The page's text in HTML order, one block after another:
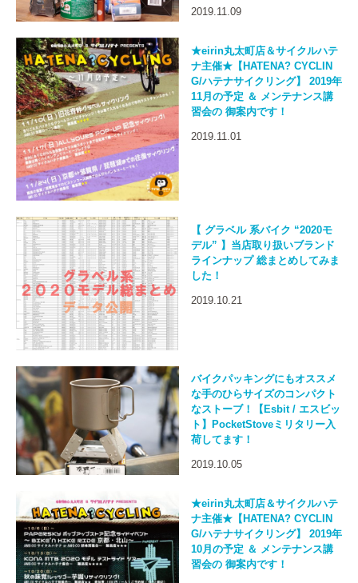
2019.11.09
★eirin丸太町店＆サイクルハテ
ナ主催★【HATENA? CYCLIN
G/ハテナサイクリング】 2019年
11月の予定 ＆ メンテナンス講
習会の 御案内です！
2019.11.01
【 グラベル 系バイク “2020モ
デル” 】当店取り扱いブランド
ラインナップ 総まとめしてみま
した！
2019.10.21
バイクパッキングにもオススメ
な手のひらサイズのコンパクト
なストーブ！【Esbit / エスビッ
ト】PocketStoveミリタリー入
荷してます！
2019.10.05
★eirin丸太町店＆サイクルハテ
ナ主催★【HATENA? CYCLIN
G/ハテナサイクリング】 2019年
10月の予定 ＆ メンテナンス講
習会の 御案内です！